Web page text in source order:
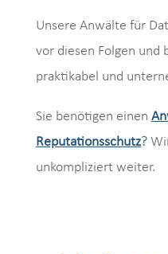
Unsere Anwälte für
vor diesen Folgen und
praktikabel und
Sie benötigen einen
Reputationsschutz?
unkompliziert weiter.